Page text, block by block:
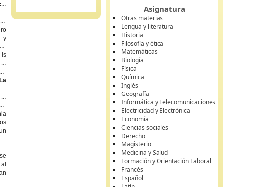
y
y
ls
La
La
Asignatura
Otras materias
Lengua y literatura
Historia
Filosofía y ética
Matemáticas
Biología
Física
Química
Inglés
Geografía
Informática y Telecomunicaciones
Electricidad y Electrónica
Economía
Ciencias sociales
Derecho
Magisterio
Medicina y Salud
Formación y Orientación Laboral
Francés
Español